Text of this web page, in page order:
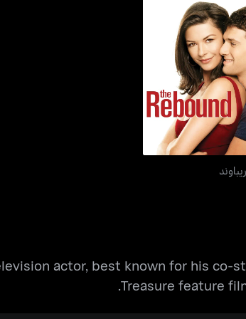
ذا ريباوند
actor, best known for his co-
Treasure feature